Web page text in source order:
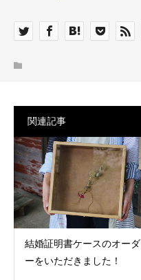
関連記事
結婚証明書ケースのオーダ
ーをいただきました！